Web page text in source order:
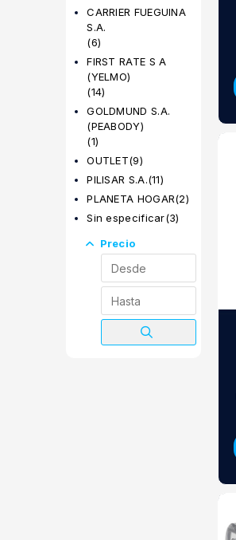
CARRIER FUEGUINA
S.A.
(6)
FIRST RATE S A
(YELMO)
(14)
GOLDMUND S.A.
(PEABODY)
(1)
OUTLET(9)
PILISAR S.A.(11)
PLANETA HOGAR(2)
Sin especificar(3)
Precio